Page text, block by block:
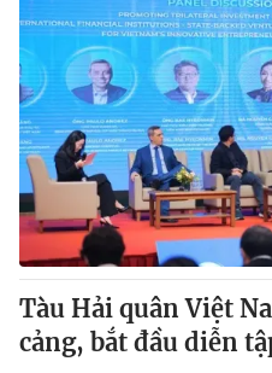
Tàu Hải quân Việt
cảng, bắt đầu diễn